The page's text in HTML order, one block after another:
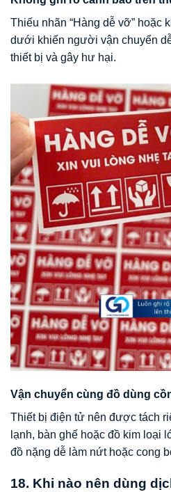
Thiếu nhãn “Hàng dễ vỡ” hoặc
dưới khiến người vận chuyển
thiết bị và gây hư hại.
Vận chuyển cùng đồ dùng
Thiết bị điện tử nên được tách
lạnh, bàn ghế hoặc đồ kim loại
đồ nặng dễ làm nứt hoặc cong
18. Khi nào nên dùng